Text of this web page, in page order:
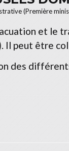
(Première
et le
Il peut être
des